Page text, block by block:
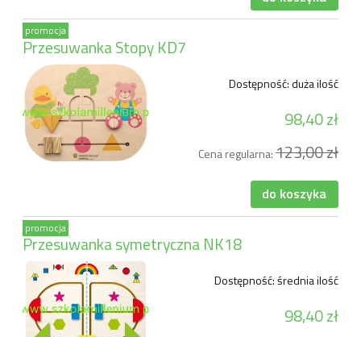
Przesuwanka Stopy KD7
Dostępność:duża ilość
98,40 zł
Cena regularna:123,00 zł
do koszyka
promocja
Przesuwanka symetryczna NK18
Dostępność:średnia ilość
98,40 zł
promocja